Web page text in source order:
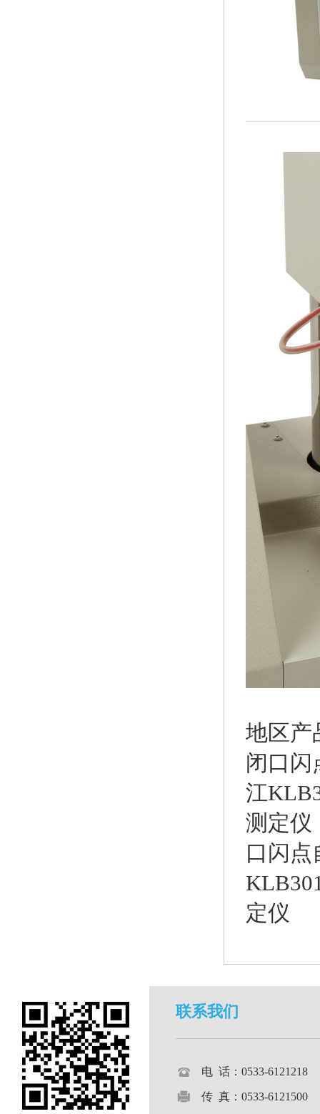
地区
闭口闪
江
测定仪
口闪点
定仪
联系我们
电 话：0533-
传 真：0533-6121500